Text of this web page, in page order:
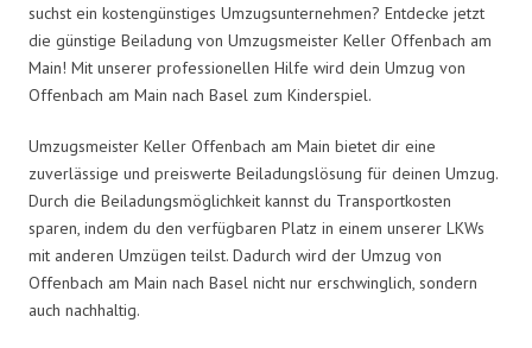
suchst ein kostengünstiges Umzugsunternehmen? Entdecke jetzt
die günstige Beiladung von Umzugsmeister Keller Offenbach am
Main! Mit unserer professionellen Hilfe wird dein Umzug von
Offenbach am Main nach Basel zum Kinderspiel.
Umzugsmeister Keller Offenbach am Main bietet dir eine
zuverlässige und preiswerte Beiladungslösung für deinen Umzug.
Durch die Beiladungsmöglichkeit kannst du Transportkosten
sparen, indem du den verfügbaren Platz in einem unserer LKWs
mit anderen Umzügen teilst. Dadurch wird der Umzug von
Offenbach am Main nach Basel nicht nur erschwinglich, sondern
auch nachhaltig.